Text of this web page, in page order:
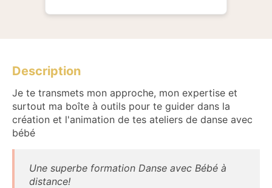
Description
Je te transmets mon approche, mon expertise et
surtout ma boîte à outils pour te guider dans la
création et l'animation de tes ateliers de danse avec
bébé
Une superbe formation Danse avec Bébé à
distance!